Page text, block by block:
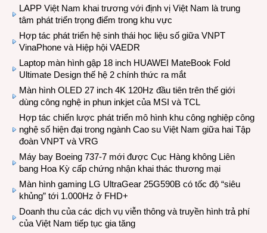
LAPP Việt Nam khai trương với định vị Việt Nam là trung
tâm phát triển trọng điểm trong khu vực
Hợp tác phát triển hệ sinh thái học liệu số giữa VNPT
VinaPhone và Hiệp hội VAEDR
Laptop màn hình gập 18 inch HUAWEI MateBook Fold
Ultimate Design thế hệ 2 chính thức ra mắt
Màn hình OLED 27 inch 4K 120Hz đầu tiên trên thế giới
dùng công nghệ in phun inkjet của MSI và TCL
Hợp tác chiến lược phát triển mô hình khu công nghiệp công
nghệ số hiện đại trong ngành Cao su Việt Nam giữa hai Tập
đoàn VNPT và VRG
Máy bay Boeing 737-7 mới được Cục Hàng không Liên
bang Hoa Kỳ cấp chứng nhận khai thác thương mại
Màn hình gaming LG UltraGear 25G590B có tốc độ “siêu
khủng” tới 1.000Hz ở FHD+
Doanh thu của các dịch vụ viễn thông và truyền hình trả phí
của Việt Nam tiếp tục gia tăng